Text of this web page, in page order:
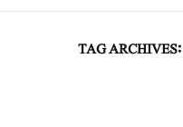
TAG ARCHIVES: